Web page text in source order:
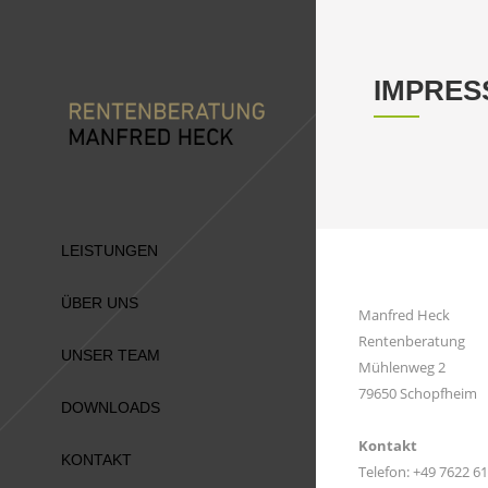
LEISTUNGEN
ÜBER UNS
UNSER TEAM
DOWNLOADS
KONTAKT
Manfred Heck
Rentenberatung
Mühlenweg 2
79650 Schopfheim
Kontakt
Telefon: +49 7622